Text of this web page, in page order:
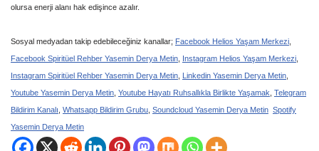
olursa enerji alanı hak edişince azalır.
Sosyal medyadan takip edebileceğiniz kanallar; Facebook Helios Yaşam Merkezi
Facebook Spiritüel Rehber Yasemin Derya Metin Instagram Helios Yaşam Merkezi
Instagram Spiritüel Rehber Yasemin Derya Metin Linkedin Yasemin Derya Metin
Youtube Yasemin Derya Metin Youtube Hayatı Ruhsallıkla Birlikte Yaşamak Telegram
Bildirim Kanalı Whatsapp Bildirim Grubu Soundcloud Yasemin Derya Metin Spotify
Yasemin Derya Metin